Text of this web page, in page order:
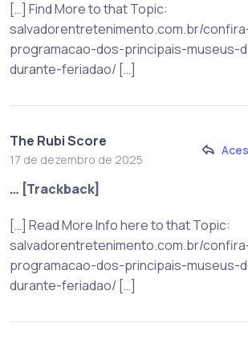
[…] Find More to that Topic:
salvadorentretenimento.com.br/
programacao-dos-principais-museus-
durante-feriadao/ […]
The Rubi Score
17 de dezembro de 2025
… [Trackback]
[…] Read More Info here to that Topic:
salvadorentretenimento.com.br/
programacao-dos-principais-museus-
durante-feriadao/ […]